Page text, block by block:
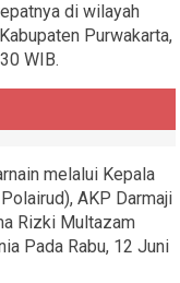
di wilayah
Purwakarta,
WIB.
melalui Kepala
AKP Darmaji
Rizki Multazam
Pada Rabu, 12 Juni